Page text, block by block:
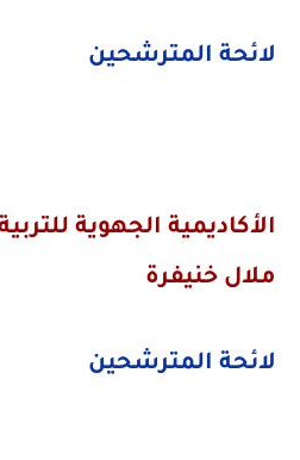
لائحة المترشحين
الأكاديمية الجهوية
ملال خنيفرة
لائحة المترشحين